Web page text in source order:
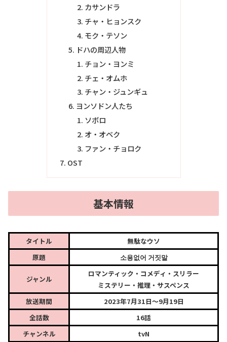
カサンドラ
チャ・ヒョンスク
モク・テソン
ドハの周辺人物
チョン・ヨンミ
チェ・オムホ
チャン・ジュンギュ
ヨンソドン人たち
ソボロ
オ・オベク
ファン・チョロク
OST
基本情報
タイトル
無駄なウソ
原題
소용없어 거짓말
ジャンル
ロマンティック・コメディ・スリラー
ミステリー・推理・サスペンス
放送期間
2023年7月31日～9月19日
全話数
16話
チャンネル
tvN